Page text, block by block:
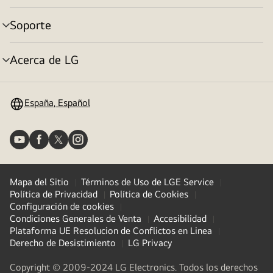
menú
Soporte
Alternar
menú
Acerca de LG
Alternar
España, Español
Mapa del Sitio
Términos de Uso de LGE Service
Política de Privacidad
Política de Cookies
Configuración de cookies
Condiciones Generales de Venta
Accesibilidad
Plataforma UE Resolucion de Conflictos en Linea
Derecho de Desistimiento
LG Privacy
Copyright © 2009-2024 LG Electronics. Todos los derechos